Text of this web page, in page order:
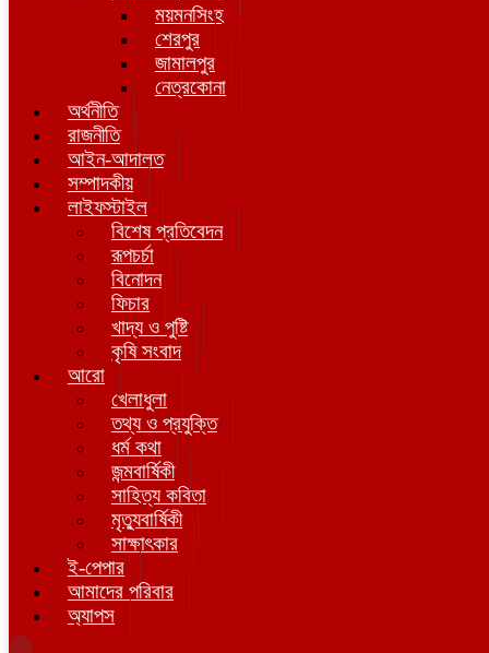
ময়মনসিংহ
শেরপুর
জামালপুর
নেত্রকোনা
অর্থনীতি
রাজনীতি
আইন-আদালত
সম্পাদকীয়
লাইফস্টাইল
বিশেষ প্রতিবেদন
রূপচর্চা
বিনোদন
ফিচার
খাদ্য ও পুষ্টি
কৃষি সংবাদ
আরো
খেলাধুলা
তথ্য ও প্রযুক্তি
ধর্ম কথা
জন্মবার্ষিকী
সাহিত্য কবিতা
মৃত্যুবার্ষিকী
সাক্ষাৎকার
ই-পেপার
আমাদের পরিবার
অ্যাপস